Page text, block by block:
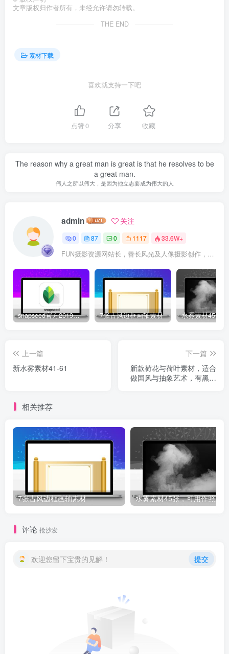
文章版权归作者所有，未经允许请勿转载。
THE END
素材下载
喜欢就支持一下吧
点赞0 分享 收藏
The reason why a great man is great is that he resolves to be
a great man.
伟人之所以伟大，是因为他立志要成为伟大的人
admin 关注
0 87 0 1117 33.6W+
FUN摄影资源网站长，善长风光及人像摄影创作，资深摄影培训班开课经验，港深珠奥摄影联盟会员，头条与百家号摄影领域优质专栏创作者。5年线下摄影培训班实战授课经验。
snapseed官方2019新版下载地址 7张古风边框画轴素材
上一篇
新水雾素材41-61
下一篇
新款荷花与荷叶素材，适合
做国风与抽象艺术，有黑白
相关推荐
7张古风边框画轴素材
评论 抢沙发
欢迎您留下宝贵的见解！ 提交